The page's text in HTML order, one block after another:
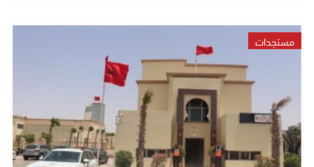
مستجدات